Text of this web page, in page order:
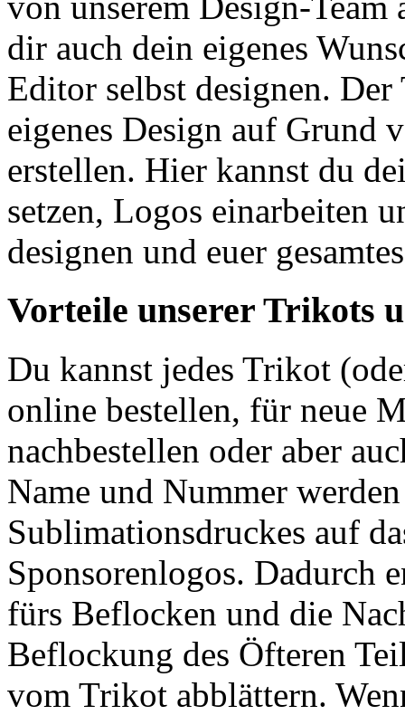
dir auch dein eigenes
Editor selbst designen.
eigenes Design auf Grund
erstellen. Hier kannst du
setzen, Logos einarbeiten
designen und euer
Vorteile unserer Trikots
Du kannst jedes Trikot
online bestellen, für neue
nachbestellen oder aber
Name und Nummer
Sublimationsdruckes auf
Sponsorenlogos. Dadurch
fürs Beflocken und die
Beflockung des Öfteren
vom Trikot abblättern.